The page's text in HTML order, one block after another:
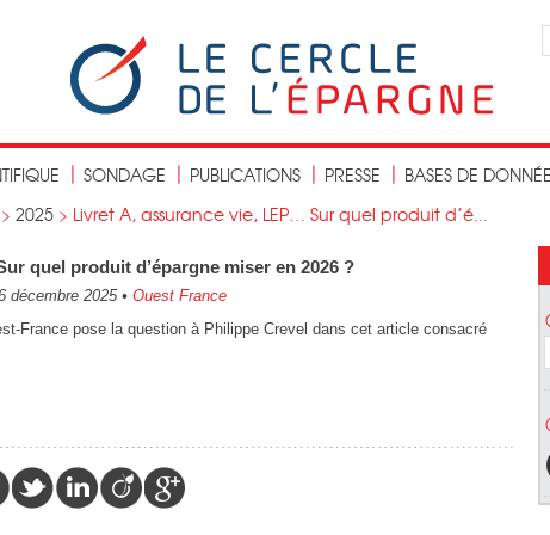
SONDAGE PUBLICATIONS PRESSE BASES DE
> 2025 > Livret A, assurance vie, LEP… Sur quel produit d’é...
quel produit d’épargne miser en 2026 ?
décembre 2025 • Ouest France
France pose la question à Philippe Crevel dans cet article consacré